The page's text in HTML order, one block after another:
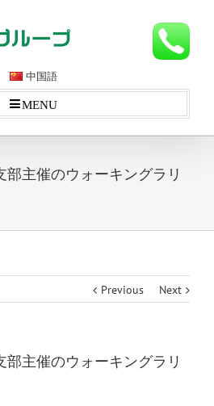
MENU
中国語
主催のウォーキングラリ
Previous Next
主催のウォーキングラリ